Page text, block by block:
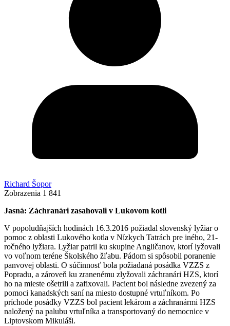
Richard Šopor
Zobrazenia 1 841
Jasná: Záchranári zasahovali v Lukovom kotli
V popoludňajších hodinách 16.3.2016 požiadal slovenský lyžiar o
pomoc z oblasti Lukového kotla v Nízkych Tatrách pre iného, 21-
ročného lyžiara. Lyžiar patril ku skupine Angličanov, ktorí lyžovali
vo voľnom teréne Školského žľabu. Pádom si spôsobil poranenie
panvovej oblasti. O súčinnosť bola požiadaná posádka VZZS z
Popradu, a zároveň ku zranenému zlyžovali záchranári HZS, ktorí
ho na mieste ošetrili a zafixovali. Pacient bol následne zvezený za
pomoci kanadských saní na miesto dostupné vrtuľníkom. Po
príchode posádky VZZS bol pacient lekárom a záchranármi HZS
naložený na palubu vrtuľníka a transportovaný do nemocnice v
Liptovskom Mikuláši.